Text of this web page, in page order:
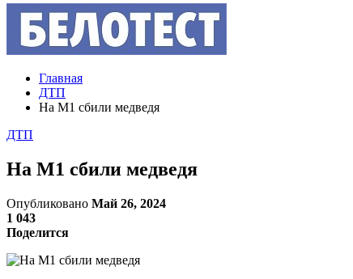
Главная
ДТП
На М1 сбили медведя
ДТП
На М1 сбили медведя
Опубликовано Май 26, 2024
1 043
Поделится